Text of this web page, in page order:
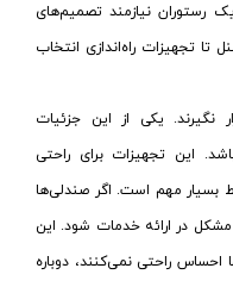
رستوران نیازمند تصمیم‌های
تا تجهیزات راه‌اندازی انتخاب
یکی از این جزئیات
این تجهیزات برای راحتی
بسیار مهم است. اگر صندلی‌ها
در ارائه خدمات شود. این
راحتی نمی‌کنند، دوباره